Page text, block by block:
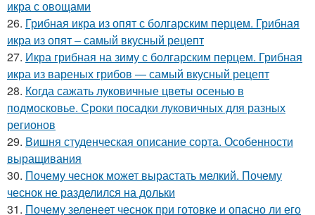
икра с овощами
26. Грибная икра из опят с болгарским перцем. Грибная
икра из опят – самый вкусный рецепт
27. Икра грибная на зиму с болгарским перцем. Грибная
икра из вареных грибов — самый вкусный рецепт
28. Когда сажать луковичные цветы осенью в
подмосковье. Сроки посадки луковичных для разных
регионов
29. Вишня студенческая описание сорта. Особенности
выращивания
30. Почему чеснок может вырастать мелкий. Почему
чеснок не разделился на дольки
31. Почему зеленеет чеснок при готовке и опасно ли его